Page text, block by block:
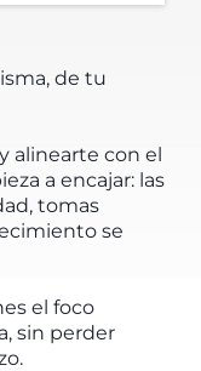
de tu
alinearte con el
a encajar: las
tomas
se
el foco
sin perder